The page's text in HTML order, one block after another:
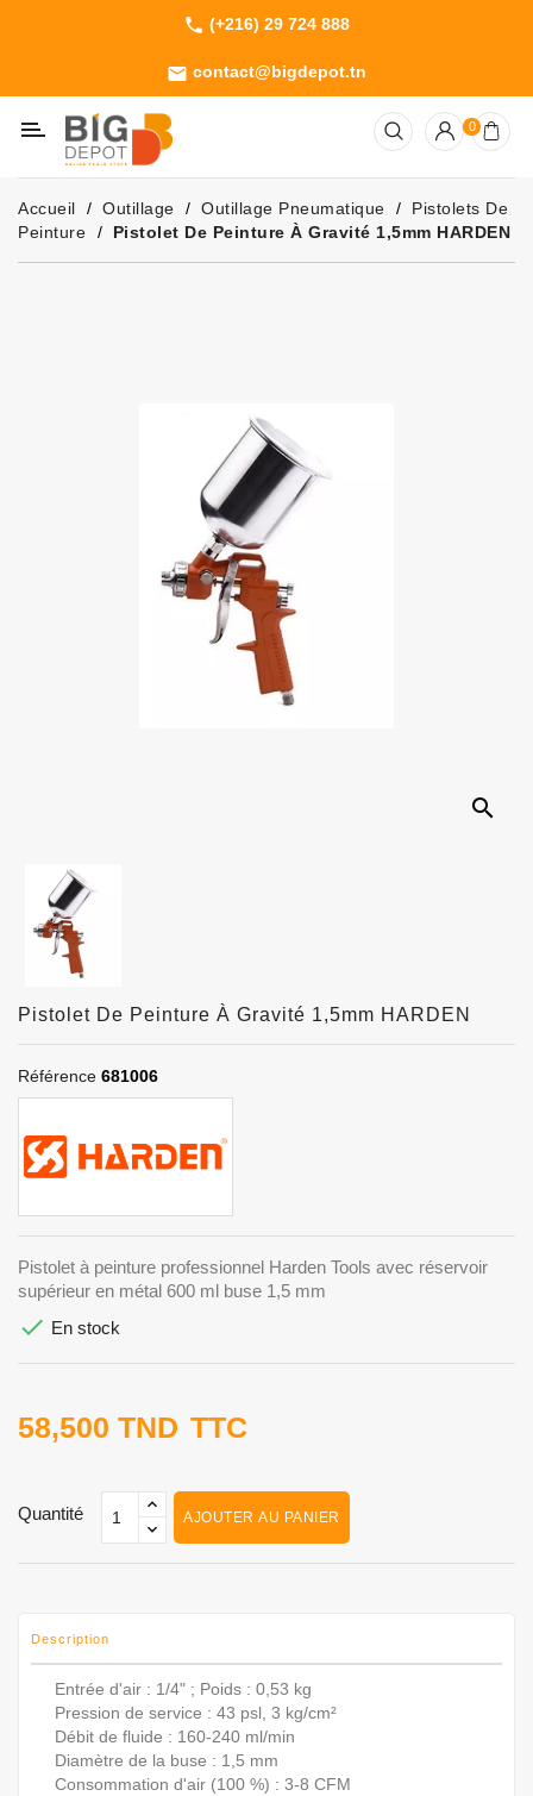
phone (+216) 29 724 888
email contact@bigdepot.tn
Machines
Outillage
Jardinage
Consommables
0
Accueil Outillage Outillage Pneumatique
Pistolets De
Peinture
Pistolet De Peinture À Gravité 1,5mm HARDEN
search
Pistolet De Peinture À Gravité 1,5mm HARDEN
Référence 681006
Pistolet à peinture professionnel Harden Tools avec réservoir
supérieur en métal 600 ml buse 1,5 mm
 En stock
58,500 TND TTC
Quantité AJOUTER AU PANIER
Description
Entrée d'air : 1/4" ; Poids : 0,53 kg
Pression de service : 43 psl, 3 kg/cm²
Débit de fluide : 160-240 ml/min
Diamètre de la buse : 1,5 mm
Consommation d'air (100 %) : 3-8 CFM